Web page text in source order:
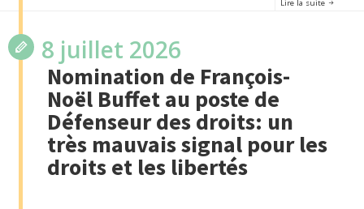
Lire la suite
8 juillet 2026
Nomination de François-
Noël Buffet au poste de
Défenseur des droits: un
très mauvais signal pour les
droits et les libertés